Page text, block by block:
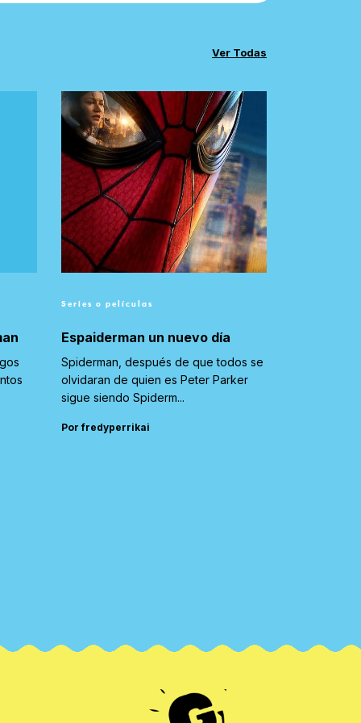
Ver Todas
Series o películas
Espaiderman un nuevo día
Spiderman, después de que todos se
olvidaran de quien es Peter Parker
sigue siendo Spiderm...
Por fredyperrikai